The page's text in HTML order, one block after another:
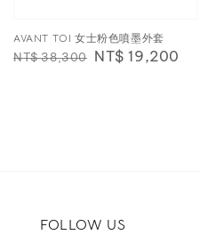
AVANT TOI 女士粉色噴墨外套
Regular
NT$ 38,300 Sale
NT$ 19,200
FOLLOW US